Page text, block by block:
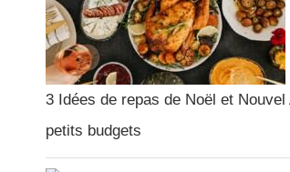
3 Idées de repas de Noël et Nouvel
petits budgets